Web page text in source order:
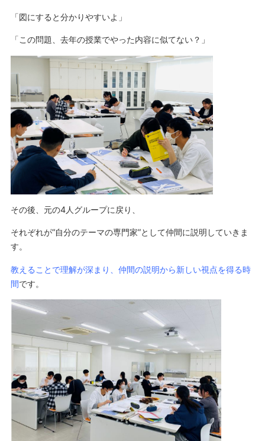
「図にすると分かりやすいよ」
「この問題、去年の授業でやった内容に似てない？」
その後、元の4人グループに戻り、
それぞれが“自分のテーマの専門家”として仲間に説明していきま
す。
教えることで理解が深まり、仲間の説明から新しい視点を得る時
間です。